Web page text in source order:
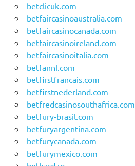
betclicuk.com
betfaircasinoaustralia.com
betfaircasinocanada.com
betfaircasinoireland.com
betfaircasinoitalia.com
betfannl.com
betfirstfrancais.com
betfirstnederland.com
betfredcasinosouthafrica.com
betfury-brasil.com
betfuryargentina.com
betfurycanada.com
betfurymexico.com